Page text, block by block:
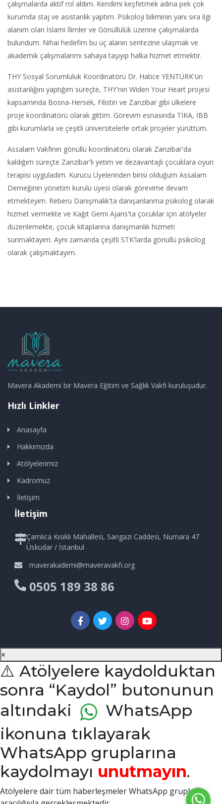
çalışmalarda aktif rol aldım. Kendimi keşfetmek adına pek çok
kurumda staj ve asistanlık yaptım. Psikoloji biliminin yanı sıra ilgi
alanım olan İslami İlimler ve Gönüllülük üzerine çalışmalarda
bulundum. Nihai hedefim bu üç alanın sentezine ulaşmak ve
akademik çalışmalarımı sahaya taşıyıp halka hizmet etmektir.
THY Sosyal Sorumluluk Koordinatörü Dr. Hatice YENTÜRK'ün
asistanlığını yaptığım süreçte, THY'nin Widen Your Heart projesi
kapsamında Bosna-Hersek, Filistin ve Zanzibar gibi ülkelere
proje koordinatörü olarak gittim. Görevim esnasında TİKA, İBB
gibi kurumlarla ve çeşitli üniversitelerle ortak projeler yürüttüm.
Assalam Vakfının gönüllü koordinatörü olarak Zanzibar'da
kaldığım süreçte Zanzibar'lı yetim ve dezavantajlı çocuklara oyun
terapisi uyguladım. Kurucu Üyelerinden birisi olduğum Assalam
Derneğinin yönetim kurulu üyesi olarak görevime devam
etmekteyim. Reberu Danışmalık'ta danışanlarıma psikolog olarak
hizmet vermekte ve Kağıt Gemi Ajans'ta çocuklar için atölyeler
düzenlemekte, çocuk kitaplarına danışmanlık hizmeti
sunmaktayım. Aynı zamanda çeşitli STK'larda gönüllü psikolog
olarak çalışmaktayım.
Mavera Akademi bir Mavera Eğitim ve Sağlık Vakfı kuruluşudur.
Hızlı Linkler
Anasayfa
Hakkımızda
Atölyelerimiz
Kadromuz
İletişim
İletişim
Çamlıca Kısıklı Mahallesi, Sarıgazi Caddesi, Numara 47
Üsküdar / İstanbul
maverakademi@maveravakfi.org
0505 189 38 86
×
⚠️ Atölyelere kaydolduktan
sonra “Kaydol” butonunun
altındaki
WhatsApp
ikonuna tıklayarak
WhatsApp gruplarına
kaydolmayı unutmayın.
Atölyelere dair tüm haberleşmeler WhatsApp grupları